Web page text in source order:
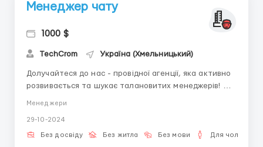
Менеджер чату
1000 $
TechCrom Україна (Хмельницький)
Долучайтеся до нас - провідної агенції, яка активно
розвивається та шукає талановитих менеджерів! Ми
персонального комп'ютера, високошвидкісного
інтернету і грамотної мови. Ми пропонуємо гнучкий
Менеджери
29-10-2024
Без досвіду Без житла Без мови Для чоловіків